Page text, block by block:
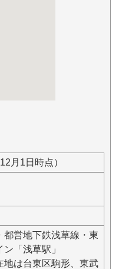
月1日時点）
都営地下鉄浅草線・東
「浅草駅」
は台東区駒形、東武